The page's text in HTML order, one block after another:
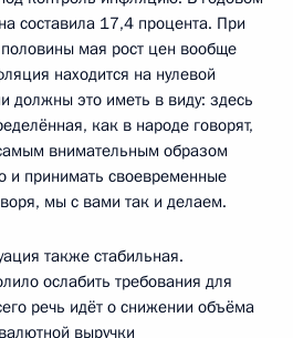
составила 17,4 процента. При
мая рост цен вообще
находится на нулевой
должны это иметь в виду: здесь
как в народе говорят,
внимательным образом
и принимать своевременные
мы с вами так и делаем.
также стабильная.
ослабить требования для
речь идёт о снижении объёма
выручки